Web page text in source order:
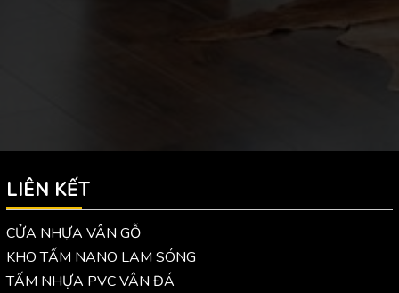
LIÊN KẾT
CỬA NHỰA VÂN GỖ
KHO TẤM NANO LAM SÓNG
TẤM NHỰA PVC VÂN ĐÁ